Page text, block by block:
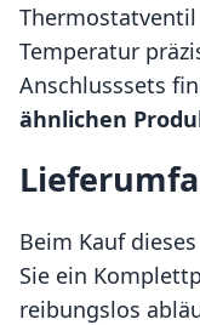
Temperatur
Anschlusssets
ähnlichen
Beim Kauf
Sie ein
reibungslos